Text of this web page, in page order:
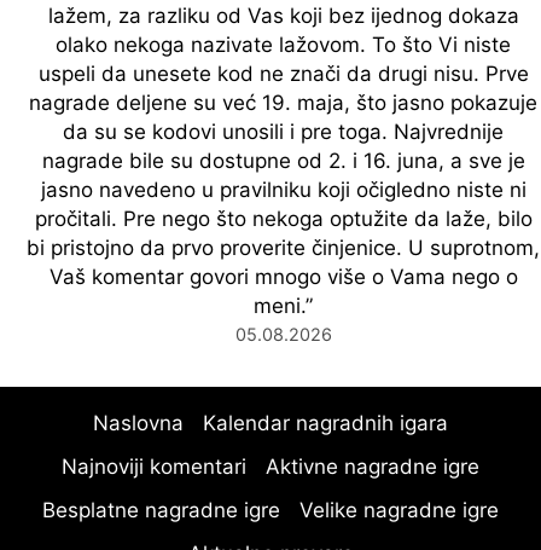
lažem, za razliku od Vas koji bez ijednog dokaza
olako nekoga nazivate lažovom. To što Vi niste
uspeli da unesete kod ne znači da drugi nisu. Prve
nagrade deljene su već 19. maja, što jasno pokazuje
da su se kodovi unosili i pre toga. Najvrednije
nagrade bile su dostupne od 2. i 16. juna, a sve je
jasno navedeno u pravilniku koji očigledno niste ni
pročitali. Pre nego što nekoga optužite da laže, bilo
bi pristojno da prvo proverite činjenice. U suprotnom,
Vaš komentar govori mnogo više o Vama nego o
meni.”
05.08.2026
Naslovna
Kalendar nagradnih igara
Najnoviji komentari
Aktivne nagradne igre
Besplatne nagradne igre
Velike nagradne igre